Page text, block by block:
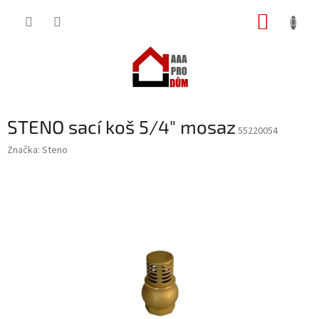
STENO sací koš 5/4" mosaz 55220054
Značka: Steno